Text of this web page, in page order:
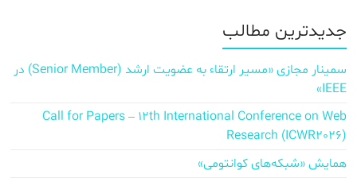
جدیدترین مطالب
سمینار مجازی «مسیر ارتقاء به عضویت ارشد (Senior Member) در
IEEE»
Call for Papers – 12th International Conference on Web
Research (ICWR2026)
همایش «شبکه‌های کوانتومی»